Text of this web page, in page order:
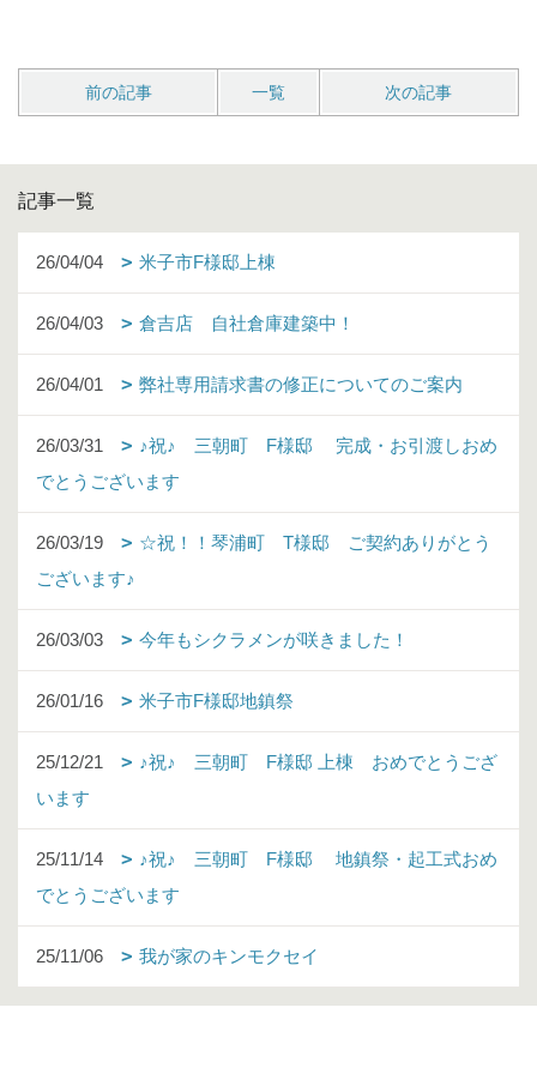
前の記事 一覧 次の記事
記事一覧
26/04/04 米子市F様邸上棟
26/04/03 倉吉店 自社倉庫建築中！
26/04/01 弊社専用請求書の修正についてのご案内
26/03/31
♪祝♪ 三朝町 F様邸 完成・お引渡しおめ
でとうございます
26/03/19
☆祝！！琴浦町 T様邸 ご契約ありがとう
ございます♪
26/03/03 今年もシクラメンが咲きました！
26/01/16 米子市F様邸地鎮祭
25/12/21
♪祝♪ 三朝町 F様邸 上棟 おめでとうござ
います
25/11/14
♪祝♪ 三朝町 F様邸 地鎮祭・起工式おめ
でとうございます
25/11/06 我が家のキンモクセイ